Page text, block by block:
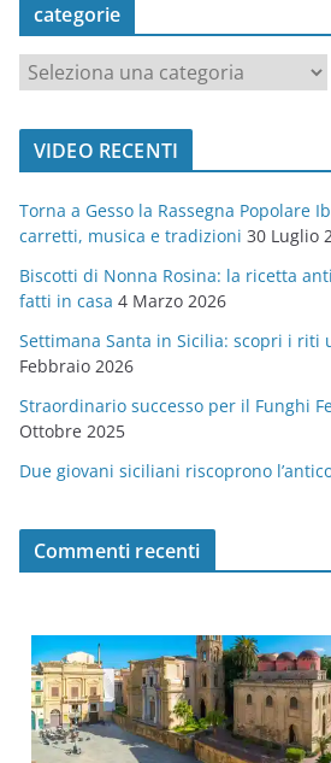
categorie
a
t
o
r
i
e
VIDEO RECENTI
Torna a Gesso la Rassegna Popolare
carretti, musica e tradizioni 30 Luglio
Biscotti di Nonna Rosina: la ricetta
fatti in casa 4 Marzo 2026
Settimana Santa in Sicilia: scopri i riti
Febbraio 2026
Straordinario successo per il Funghi
Ottobre 2025
Due giovani siciliani riscoprono
Commenti recenti